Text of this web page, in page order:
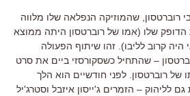
רוברטסון שהמוזיקה הנפלאה שלו מלווה
הדופק שלו (אמו של רוברטסון היתה ממוצא
היה קרוב לליבו). זהו שיתוף הפעולה
– שהתחיל כשסקורסזי ביים את סרט
של רוברטסון לפני חודשיים הוא הלך
לליהוק – הזמרים ג'ייסון איזבל וסטרג'יל